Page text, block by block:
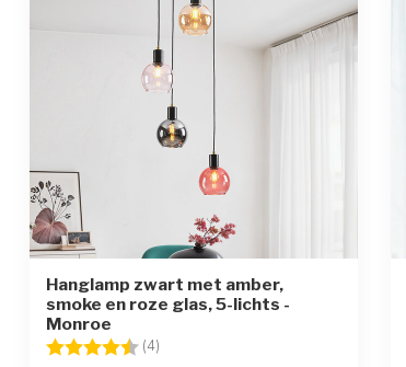
Hanglamp zwart met amber,
smoke en roze glas, 5-lichts -
Monroe
Beoordeling: (4)